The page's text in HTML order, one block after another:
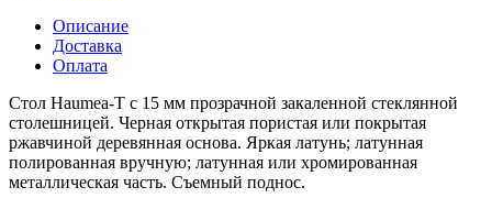
Описание
Доставка
Оплата
Стол Haumea-T с 15 мм прозрачной закаленной стеклянной
столешницей. Черная открытая пористая или покрытая
ржавчиной деревянная основа. Яркая латунь; латунная
полированная вручную; латунная или хромированная
металлическая часть. Съемный поднос.